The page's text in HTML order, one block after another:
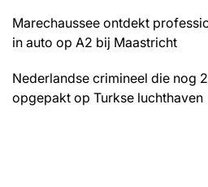
Marechaussee ontdekt
in auto op A2 bij Maastricht
Nederlandse crimineel die nog
opgepakt op Turkse luchthaven